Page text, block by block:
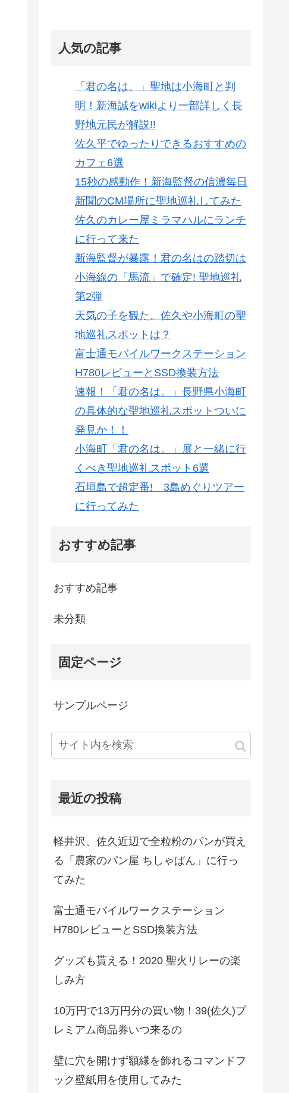
人気の記事
「君の名は。」聖地は小海町と判
明！新海誠をwikiより一部詳しく長
野地元民が解説!!
佐久平でゆったりできるおすすめの
カフェ6選
15秒の感動作！新海監督の信濃毎日
新聞のCM場所に聖地巡礼してみた
佐久のカレー屋ミラマハルにランチ
に行って来た
新海監督が暴露！君の名はの踏切は
小海線の「馬流」で確定! 聖地巡礼
第2弾
天気の子を観た。佐久や小海町の聖
地巡礼スポットは？
富士通モバイルワークステーション
H780レビューとSSD換装方法
速報！「君の名は。」長野県小海町
の具体的な聖地巡礼スポットついに
発見か！！
小海町「君の名は。」展と一緒に行
くべき聖地巡礼スポット6選
石垣島で超定番! 3島めぐりツアー
に行ってみた
おすすめ記事
おすすめ記事
未分類
固定ページ
サンプルページ
最近の投稿
軽井沢、佐久近辺で全粒粉のパンが買え
る「農家のパン屋 ちしゃぱん」に行っ
てみた
富士通モバイルワークステーション
H780レビューとSSD換装方法
グッズも貰える！2020 聖火リレーの楽
しみ方
10万円で13万円分の買い物！39(佐久)プ
レミアム商品券いつ来るの
壁に穴を開けず額縁を飾れるコマンドフ
ック壁紙用を使用してみた